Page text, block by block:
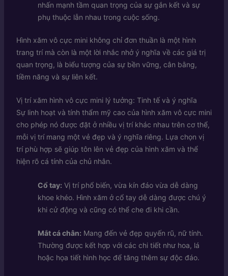
nhấn mạnh tầm quan trọng của sự gắn kết và sự
phụ thuộc lẫn nhau trong cuộc sống.
Hình xăm vô cực mini không chỉ đơn thuần là một hình
trang trí mà còn là một lời nhắc nhở ý nghĩa về các giá trị
quan trọng, là biểu tượng của sự bền vững, cân bằng,
tiềm năng và sự liên kết.
Vị trí xăm hình vô cực mini lý tưởng: Tinh tế và ý nghĩa
Sự linh hoạt và tính thẩm mỹ cao của hình xăm vô cực mini
cho phép nó được đặt ở nhiều vị trí khác nhau trên cơ thể,
mỗi vị trí mang một vẻ đẹp và ý nghĩa riêng. Lựa chọn vị
trí phù hợp sẽ giúp tôn lên vẻ đẹp của hình xăm và thể
hiện rõ cá tính của chủ nhân.
Cổ tay: Vị trí phổ biến, vừa kín đáo vừa dễ dàng
khoe khéo. Hình xăm ở cổ tay dễ dàng được chú ý
khi cử động và cũng có thể che đi khi cần.
Mắt cá chân: Mang đến vẻ đẹp quyến rũ, nữ tính.
Thường được kết hợp với các chi tiết như hoa, lá
hoặc họa tiết hình học để tăng thêm sự độc đáo.